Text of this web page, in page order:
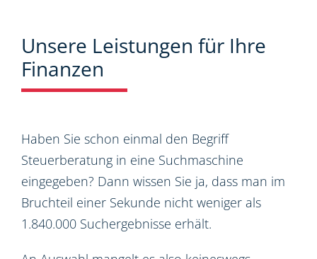
Unsere Leistungen für Ihre
Finanzen
Haben Sie schon einmal den Begriff
Steuerberatung in eine Suchmaschine
eingegeben? Dann wissen Sie ja, dass man im
Bruchteil einer Sekunde nicht weniger als
1.840.000 Suchergebnisse erhält.